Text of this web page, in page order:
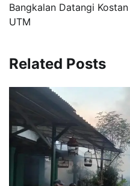
Bangkalan Datangi Kostan
UTM
Related Posts